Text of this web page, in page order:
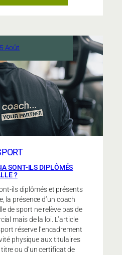
Quelle
adaptée
aux
seniors
actifs
?
5 Août
SONT-ILS DIPLÔMÉS
?
ils diplômés et présents
la présence d’un coach
de sport ne relève pas de
mais de la loi. L’article
réserve l’encadrement
physique aux titulaires
titre ou d’un certificat de